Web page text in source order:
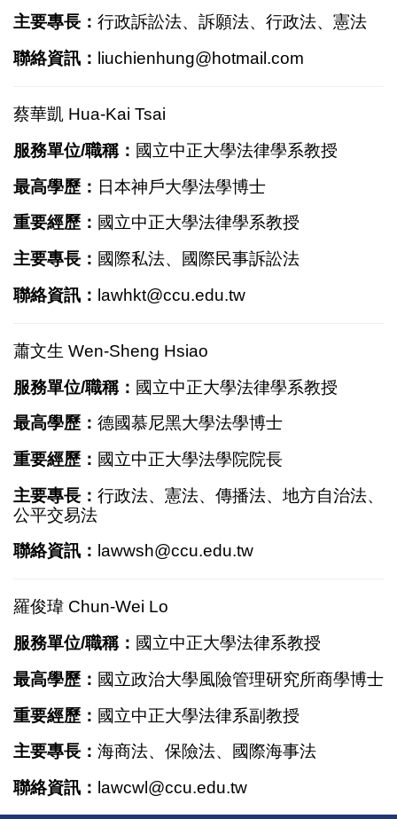
主要專長： 行政訴訟法、訴願法、行政法、憲法
聯絡資訊： liuchienhung@hotmail.com
蔡華凱 Hua-Kai Tsai
服務單位/職稱： 國立中正大學法律學系教授
最高學歷： 日本神戶大學法學博士
重要經歷： 國立中正大學法律學系教授
主要專長： 國際私法、國際民事訴訟法
聯絡資訊： lawhkt@ccu.edu.tw
蕭文生 Wen-Sheng Hsiao
服務單位/職稱： 國立中正大學法律學系教授
最高學歷： 德國慕尼黑大學法學博士
重要經歷： 國立中正大學法學院院長
主要專長： 行政法、憲法、傳播法、地方自治法、
公平交易法
聯絡資訊： lawwsh@ccu.edu.tw
羅俊瑋 Chun-Wei Lo
服務單位/職稱： 國立中正大學法律系教授
最高學歷： 國立政治大學風險管理研究所商學博士
重要經歷： 國立中正大學法律系副教授
主要專長： 海商法、保險法、國際海事法
聯絡資訊： lawcwl@ccu.edu.tw